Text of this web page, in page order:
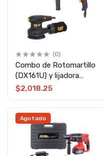
(0)
Combo de Rotomartillo
(DX161U) y lijadora
orbital 5" (DX461U)
$2,018.25
Agotado